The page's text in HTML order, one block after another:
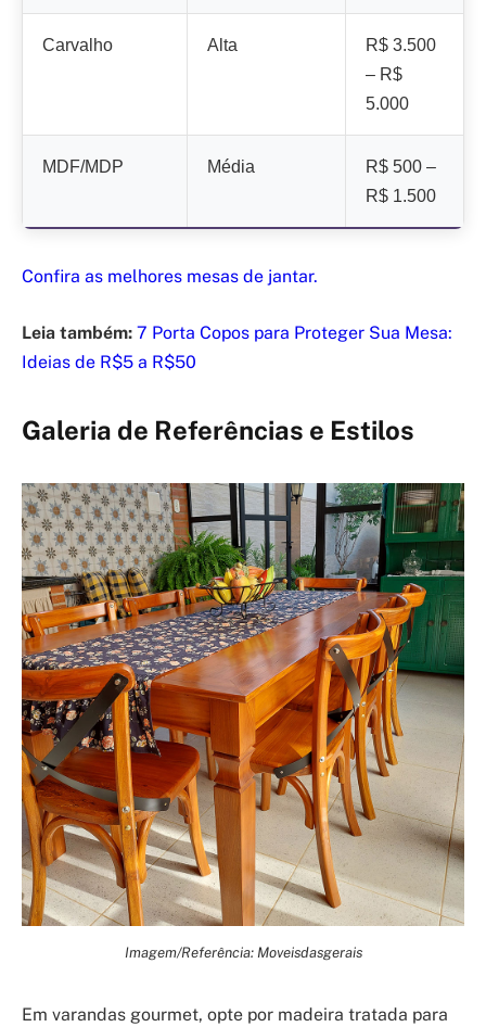
Carvalho Alta
R$ 3.500
– R$
5.000
MDF/MDP Média
R$ 500 –
R$ 1.500
Confira as melhores mesas de jantar.
Leia também: 7 Porta Copos para Proteger Sua Mesa:
Ideias de R$5 a R$50
Galeria de Referências e Estilos
Imagem/Referência: Moveisdasgerais
Em varandas gourmet, opte por madeira tratada para